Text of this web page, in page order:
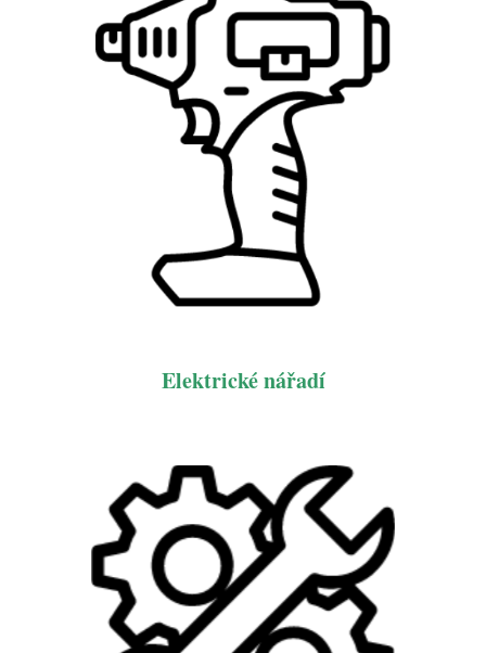
Elektrické nářadí